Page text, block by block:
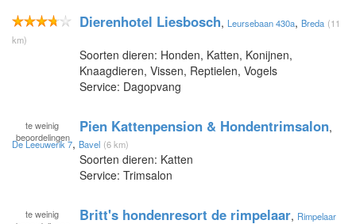
Dierenhotel Liesbosch, Leursebaan 430a, Breda (11
km)
Soorten dieren: Honden, Katten, Konijnen,
Knaagdieren, Vissen, Reptielen, Vogels
Service: Dagopvang
te weinig
beoordelingen
Pien Kattenpension & Hondentrimsalon,
De Leeuwerik 7, Bavel (6 km)
Soorten dieren: Katten
Service: Trimsalon
te weinig
Britt's hondenresort de rimpelaar, Rimpelaar